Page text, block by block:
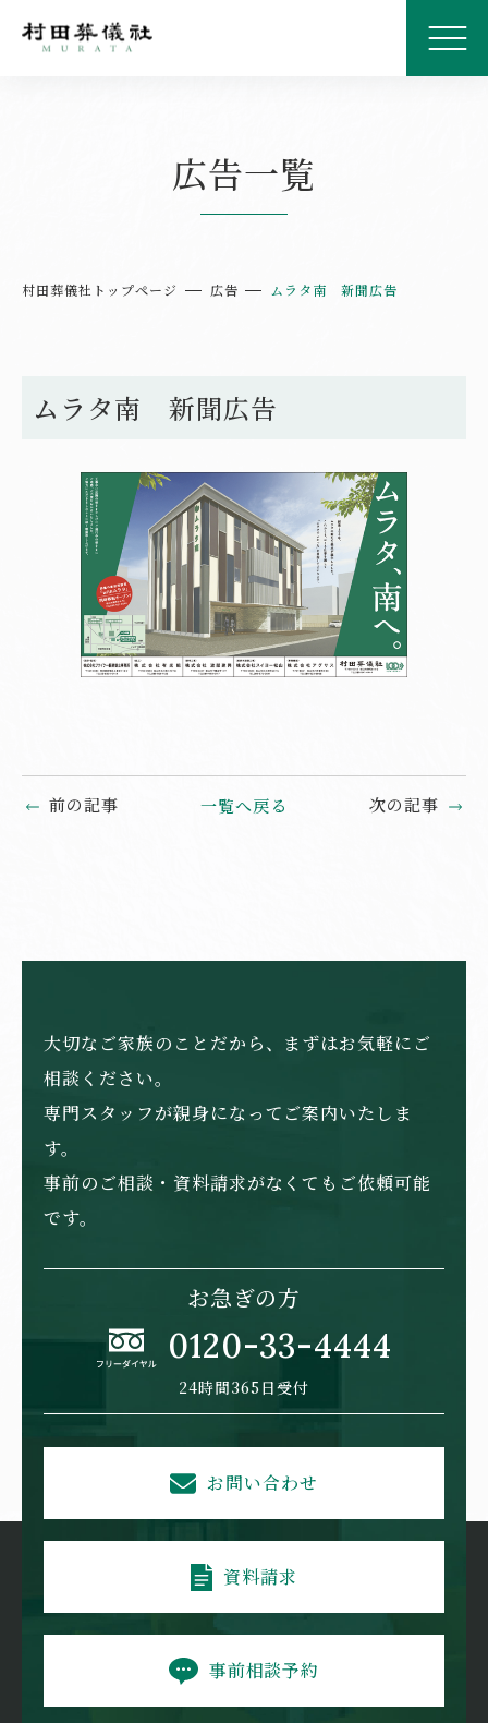
広告一覧
村田葬儀社トップページ 広告 ムラタ南 新聞広告
ムラタ南 新聞広告
前の記事 一覧へ戻る 次の記事
大切なご家族のことだから、まずはお気軽にご
相談ください。
専門スタッフが親身になってご案内いたしま
す。
事前のご相談・資料請求がなくてもご依頼可能
です。
お急ぎの方
0120-33-4444
24時間365日受付
お問い合わせ
資料請求
事前相談予約